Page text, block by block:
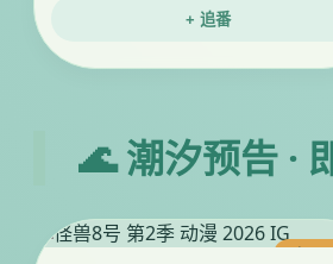
+ 追番
🌊 潮汐预告 ·